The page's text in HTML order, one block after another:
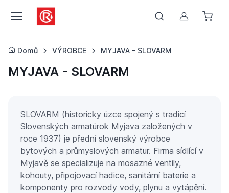
Můj účet
Domů VÝROBCE MYJAVA - SLOVARM
MYJAVA - SLOVARM
SLOVARM (historicky úzce spojený s tradicí
Slovenských armatúrok Myjava založených v
roce 1937) je přední slovenský výrobce
bytových a průmyslových armatur. Firma sídlící v
Myjavě se specializuje na mosazné ventily,
kohouty, připojovací hadice, sanitární baterie a
komponenty pro rozvody vody, plynu a vytápění.